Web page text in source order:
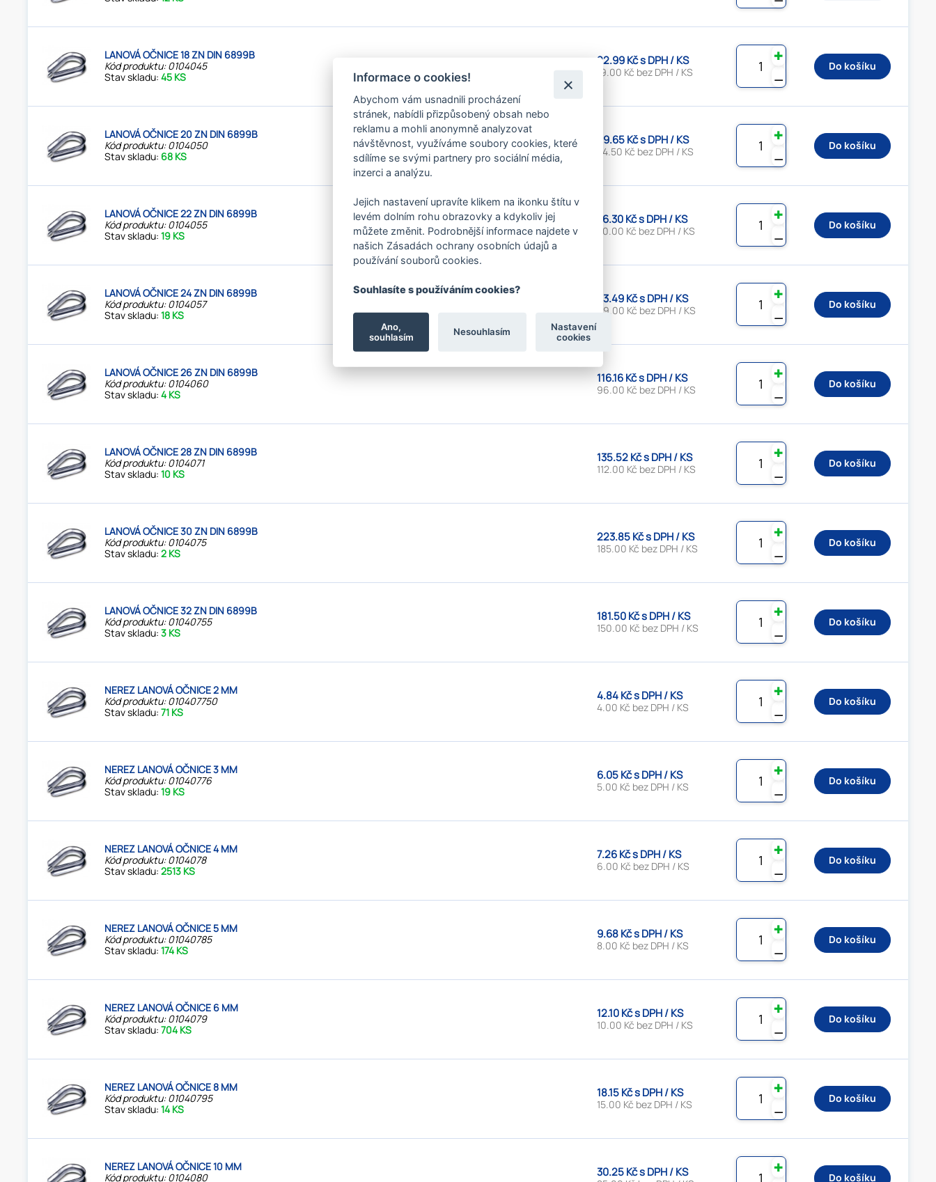
LANOVÁ OČNICE 18 ZN DIN 6899B
Kód produktu: 0104045
Stav skladu:45 KS
22.99 Kč s DPH / KS
19.00 Kč bez DPH / KS ⚊
✚
Do košíku
LANOVÁ OČNICE 20 ZN DIN 6899B
Kód produktu: 0104050
Stav skladu: 68 KS
29.65 Kč s DPH / KS
24.50 Kč bez DPH / KS ⚊
✚
Do košíku
LANOVÁ OČNICE 22 ZN DIN 6899B
Kód produktu: 0104055
Stav skladu:19 KS
36.30 Kč s DPH / KS
30.00 Kč bez DPH / KS ⚊
✚
Do košíku
LANOVÁ OČNICE 24 ZN DIN 6899B
Kód produktu: 0104057
Stav skladu:18 KS
83.49 Kč s DPH / KS
69.00 Kč bez DPH / KS ⚊
✚
Do košíku
LANOVÁ OČNICE 26 ZN DIN 6899B
Kód produktu: 0104060
Stav skladu:4 KS
116.16 Kč s DPH / KS
96.00 Kč bez DPH / KS ⚊
✚
Do košíku
LANOVÁ OČNICE 28 ZN DIN 6899B
Kód produktu: 0104071
Stav skladu:10 KS
135.52 Kč s DPH / KS
112.00 Kč bez DPH / KS ⚊
✚
Do košíku
LANOVÁ OČNICE 30 ZN DIN 6899B
Kód produktu: 0104075
Stav skladu:2 KS
223.85 Kč s DPH / KS
185.00 Kč bez DPH / KS ⚊
✚
Do košíku
LANOVÁ OČNICE 32 ZN DIN 6899B
Kód produktu: 01040755
Stav skladu:3 KS
181.50 Kč s DPH / KS
150.00 Kč bez DPH / KS ⚊
✚
Do košíku
NEREZ LANOVÁ OČNICE 2 MM
Kód produktu: 010407750
Stav skladu:71 KS
4.84 Kč s DPH / KS
4.00 Kč bez DPH / KS ⚊
✚
Do košíku
NEREZ LANOVÁ OČNICE 3 MM
Kód produktu: 01040776
Stav skladu:19 KS
6.05 Kč s DPH / KS
5.00 Kč bez DPH / KS ⚊
✚
Do košíku
NEREZ LANOVÁ OČNICE 4 MM
Kód produktu: 0104078
Stav skladu:2513 KS
7.26 Kč s DPH / KS
6.00 Kč bez DPH / KS ⚊
✚
Do košíku
NEREZ LANOVÁ OČNICE 5 MM
Kód produktu: 01040785
Stav skladu:174 KS
9.68 Kč s DPH / KS
8.00 Kč bez DPH / KS ⚊
✚
Do košíku
NEREZ LANOVÁ OČNICE 6 MM
Kód produktu: 0104079
Stav skladu:704 KS
12.10 Kč s DPH / KS
10.00 Kč bez DPH / KS ⚊
✚
Do košíku
NEREZ LANOVÁ OČNICE 8 MM
Kód produktu: 01040795
Stav skladu:14 KS
18.15 Kč s DPH / KS
15.00 Kč bez DPH / KS ⚊
✚
Do košíku
NEREZ LANOVÁ OČNICE 10 MM
Kód produktu: 0104080
30.25 Kč s DPH / KS ✚
Do košíku
Informace o cookies!
Abychom vám usnadnili procházení
stránek, nabídli přizpůsobený obsah nebo
reklamu a mohli anonymně analyzovat
návštěvnost, využíváme soubory cookies, které
sdílíme se svými partnery pro sociální média,
inzerci a analýzu.
Jejich nastavení upravíte klikem na ikonku štítu v
levém dolním rohu obrazovky a kdykoliv jej
můžete změnit. Podrobnější informace najdete v
našich Zásadách ochrany osobních údajů a
používání souborů cookies.
Souhlasíte s používáním cookies?
Ano,
souhlasím
Nesouhlasím
Nastavení
cookies